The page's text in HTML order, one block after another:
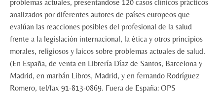
problemas actuales, presentándose 120 casos clínicos prácticos
analizados por diferentes autores de países europeos que
evalúan las reacciones posibles del profesional de la salud
frente a la legislación internacional, la ética y otros principios
morales, religiosos y laicos sobre problemas actuales de salud.
(En España, de venta en Librería Díaz de Santos, Barcelona y
Madrid, en marbán Libros, Madrid, y en fernando Rodríguez
Romero, tel/fax 91-813-0869. Fuera de España: OPS